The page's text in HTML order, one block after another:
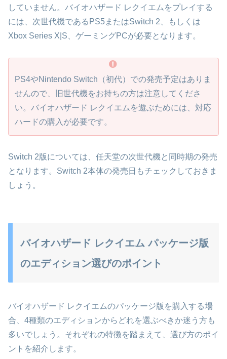
していません。バイオハザード レクイエムをプレイする
には、次世代機であるPS5またはSwitch 2、もしくは
Xbox Series X|S、ゲーミングPCが必要となります。
PS4やNintendo Switch（初代）での発売予定はありま
せんので、旧世代機をお持ちの方は注意してくださ
い。バイオハザード レクイエムを遊ぶためには、対応
ハードの購入が必要です。
Switch 2版については、任天堂の次世代機と同時期の発売
となります。Switch 2本体の発売日もチェックしておきま
しょう。
バイオハザード レクイエム パッケージ版
のエディション選びのポイント
バイオハザード レクイエムのパッケージ版を購入する場
合、4種類のエディションからどれを選ぶべきか迷う方も
多いでしょう。それぞれの特徴を踏まえて、選び方のポイ
ントを紹介します。